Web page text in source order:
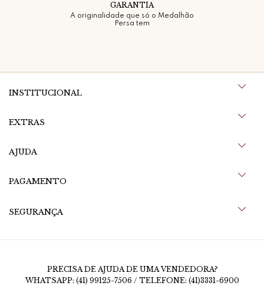
GARANTIA
A originalidade que só o Medalhão
Persa tem
INSTITUCIONAL
EXTRAS
AJUDA
PAGAMENTO
SEGURANÇA
PRECISA DE AJUDA DE UMA VENDEDORA?
WHATSAPP: (41) 99125-7506 / TELEFONE: (41)3331-6900